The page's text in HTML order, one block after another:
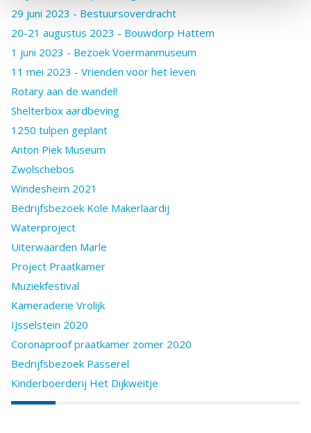
29 juni 2023 - Bestuursoverdracht
20-21 augustus 2023 - Bouwdorp Hattem
1 juni 2023 - Bezoek Voermanmuseum
11 mei 2023 - Vrienden voor het leven
Rotary aan de wandel!
Shelterbox aardbeving
1250 tulpen geplant
Anton Piek Museum
Zwolschebos
Windesheim 2021
Bedrijfsbezoek Kole Makerlaardij
Waterproject
Uiterwaarden Marle
Project Praatkamer
Muziekfestival
Kameraderie Vrolijk
IJsselstein 2020
Coronaproof praatkamer zomer 2020
Bedrijfsbezoek Passerel
Kinderboerderij Het Dijkweitje